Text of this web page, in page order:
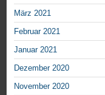
März 2021
Februar 2021
Januar 2021
Dezember 2020
November 2020